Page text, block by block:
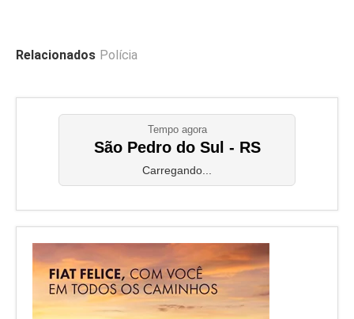
Relacionados Polícia
Tempo agora
São Pedro do Sul - RS
Carregando...